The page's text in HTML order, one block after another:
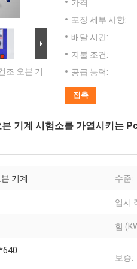
조 오븐 기
가격:
포장 세부 사항:
배달 시간:
지불 조건:
공급 능력:
접촉
기계 시험소를 가열시키는
기계 수준:
임시
힘
보증: